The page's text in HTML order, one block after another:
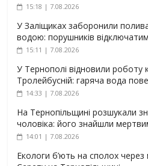
15:18 | 7.08.2026
У Заліщиках заборонили
водою: порушників
15:11 | 7.08.2026
У Тернополі відновили роботу
Тролейбусній: гаряча вода
14:33 | 7.08.2026
На Тернопільщині розшукали
чоловіка: його знайшли
14:01 | 7.08.2026
Екологи б’ють на сполох